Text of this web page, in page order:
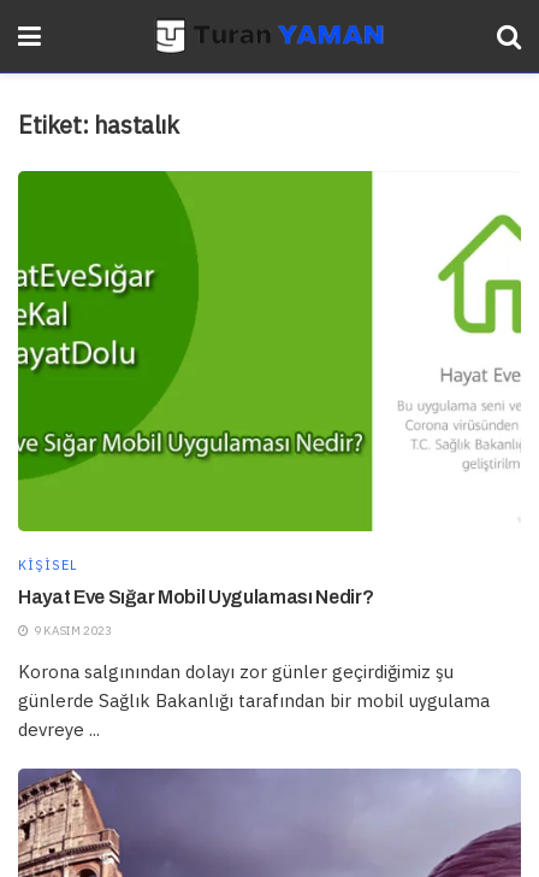
Etiket: hastalık
KIŞISEL
Hayat Eve Sığar Mobil Uygulaması Nedir?
9 KASIM 2023
Korona salgınından dolayı zor günler geçirdiğimiz şu
günlerde Sağlık Bakanlığı tarafından bir mobil uygulama
devreye ...